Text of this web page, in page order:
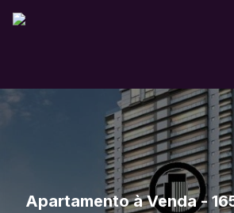
Apartamento à Venda -